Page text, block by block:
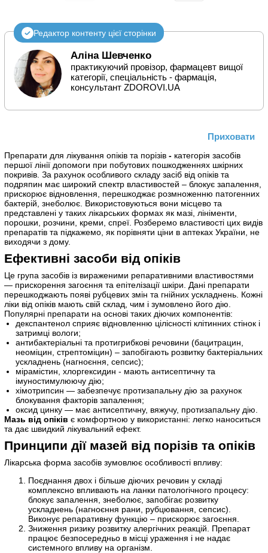
Редактор контенту цієї сторінки
Аліна Шевченко
практикуючий провізор, фармацевт вищої
категорії, спеціальність - фармація,
консультант ZDOROVI.UA
Препарати для лікування опіків та порізів - категорія засобів
першої лінії допомоги при побутових пошкодженнях шкірних
покривів. За рахунок особливого складу засіб від опіків та
подряпин має широкий спектр властивостей – блокує запалення,
прискорює відновлення, перешкоджає розмноженню патогенних
бактерій, знеболює. Використовуються вони місцево та
представлені у таких лікарських формах як мазі, лініменти,
порошки, розчини, креми, спреї. Розберемо властивості цих видів
препаратів та підкажемо, як порівняти ціни в аптеках України, не
виходячи з дому.
Ефективні засоби від опіків
Це група засобів із вираженими репаративними властивостями
— прискорення загоєння та епітелізації шкіри. Дані препарати
перешкоджають появі рубцевих змін та гнійних ускладнень. Кожні
ліки від опіків мають свій склад, чим і зумовлено його дію.
Популярні препарати на основі таких діючих компонентів:
декспантенол сприяє відновленню цілісності клітинних стінок і
затримці вологи;
антибактеріальні та протигрибкові речовини (бацитрацин,
неоміцин, стрептоміцин) – запобігають розвитку бактеріальних
ускладнень (нагноєння, сепсис);
мірамістин, хлоргексидин - мають антисептичну та
імуностимулюючу дію;
хімотрипсин — забезпечує протизапальну дію за рахунок
блокування факторів запалення;
оксид цинку — має антисептичну, вяжучу, протизапальну дію.
Мазь від опіків є комфортною у використанні: легко наноситься
та дає швидкий лікувальний ефект.
Принципи дії мазей від порізів та опіків
Лікарська форма засобів зумовлює особливості впливу:
Поєднання двох і більше діючих речовин у складі
комплексно впливають на ланки патологічного процесу:
блокує запалення, знеболює, запобігає розвитку
ускладнень (нагноєння рани, рубцювання, сепсис).
Виконує репаративну функцію – прискорює загоєння.
Зниження ризику розвитку алергічних реакцій. Препарат
працює безпосередньо в місці ураження і не надає
системного впливу на організм.
Приховати